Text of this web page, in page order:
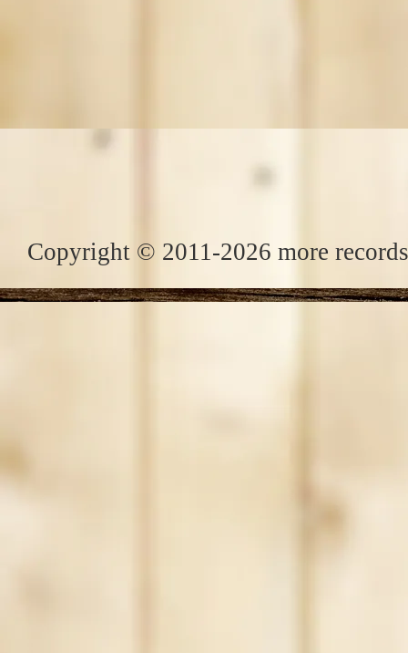
Copyright © 2011-2026 more